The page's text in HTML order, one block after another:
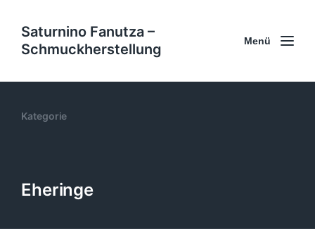
Saturnino Fanutza –
Schmuckherstellung
Menü
Kategorie
Eheringe